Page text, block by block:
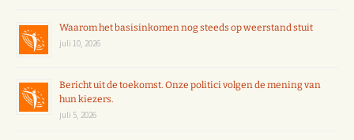
Waarom het basisinkomen nog steeds op weerstand stuit
juli 10, 2026
Bericht uit de toekomst. Onze politici volgen de mening van
hun kiezers.
juli 5, 2026